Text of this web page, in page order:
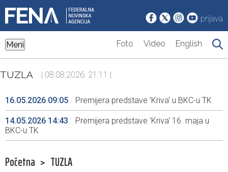
prijava
Meni Foto Video English
TUZLA | 08.08.2026. 21:11 |
16.05.2026 09:05 Premijera predstave 'Kriva' u BKC-u TK
14.05.2026 14:43
Premijera predstave 'Kriva' 16. maja u
BKC-u TK
Početna > TUZLA